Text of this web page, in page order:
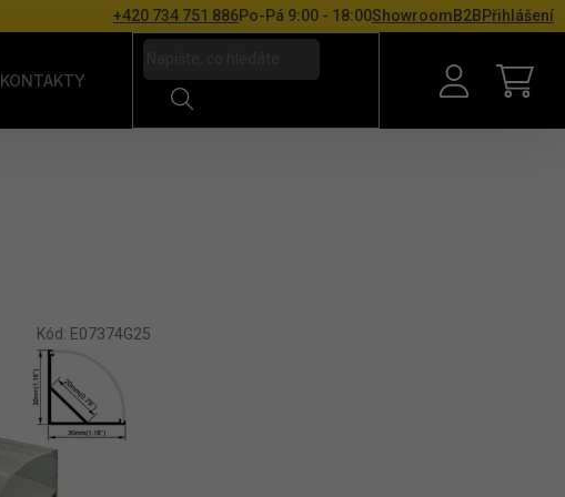
+420 734 751 886Po-Pá 9:00 - 18:00ShowroomB2BPřihlášení
KONTAKTY
Kód: E07374G25